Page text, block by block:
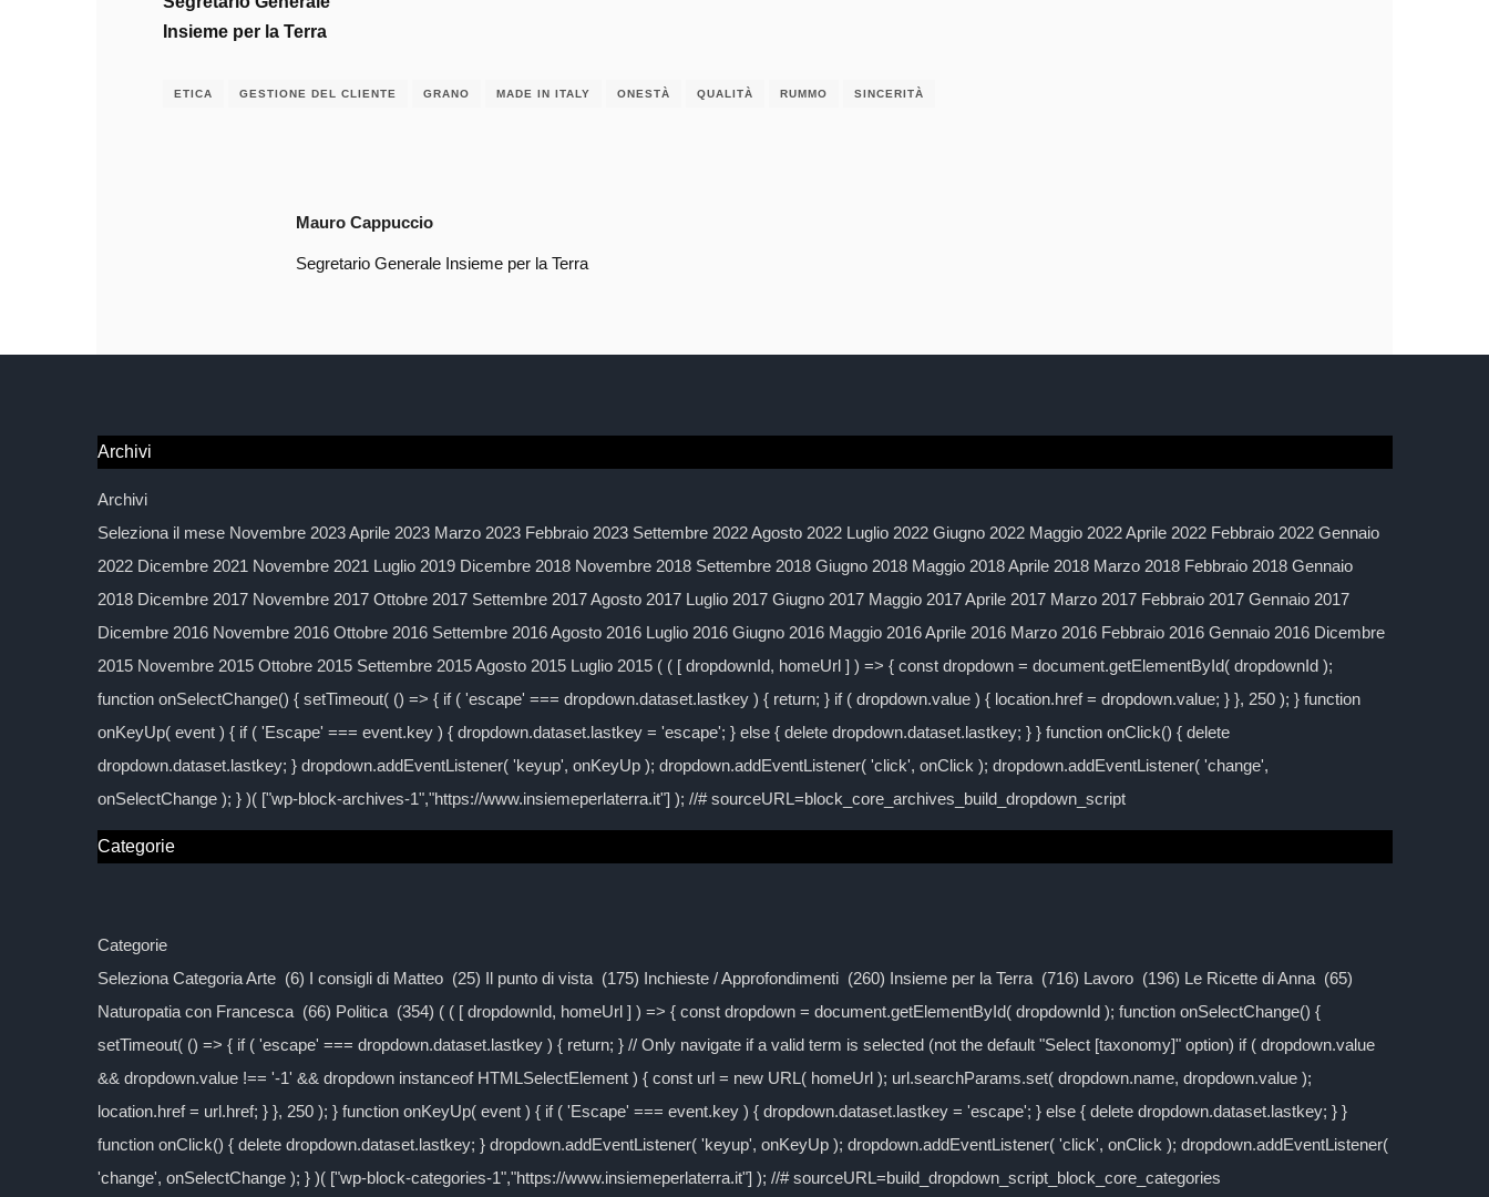
Insieme per la Terra
ETICA GESTIONE DEL CLIENTE GRANO MADE IN ITALY ONESTÀ QUALITÀ RUMMO SINCERITÀ
Mauro Cappuccio
Segretario Generale Insieme per la Terra
Archivi
Archivi
Seleziona il mese Novembre 2023 Aprile 2023 Marzo 2023 Febbraio 2023 Settembre 2022 Agosto 2022 Luglio 2022 Giugno 2022 Maggio 2022 Aprile 2022 Febbraio 2022 Gennaio
2022 Dicembre 2021 Novembre 2021 Luglio 2019 Dicembre 2018 Novembre 2018 Settembre 2018 Giugno 2018 Maggio 2018 Aprile 2018 Marzo 2018 Febbraio 2018 Gennaio
2018 Dicembre 2017 Novembre 2017 Ottobre 2017 Settembre 2017 Agosto 2017 Luglio 2017 Giugno 2017 Maggio 2017 Aprile 2017 Marzo 2017 Febbraio 2017 Gennaio 2017
Dicembre 2016 Novembre 2016 Ottobre 2016 Settembre 2016 Agosto 2016 Luglio 2016 Giugno 2016 Maggio 2016 Aprile 2016 Marzo 2016 Febbraio 2016 Gennaio 2016 Dicembre
2015 Novembre 2015 Ottobre 2015 Settembre 2015 Agosto 2015 Luglio 2015 ( ( [ dropdownId, homeUrl ] ) => { const dropdown = document.getElementById( dropdownId );
function onSelectChange() { setTimeout( () => { if ( 'escape' === dropdown.dataset.lastkey ) { return; } if ( dropdown.value ) { location.href = dropdown.value; } }, 250 ); } function
onKeyUp( event ) { if ( 'Escape' === event.key ) { dropdown.dataset.lastkey = 'escape'; } else { delete dropdown.dataset.lastkey; } } function onClick() { delete
dropdown.dataset.lastkey; } dropdown.addEventListener( 'keyup', onKeyUp ); dropdown.addEventListener( 'click', onClick ); dropdown.addEventListener( 'change',
onSelectChange ); } )( ["wp-block-archives-1","https://www.insiemeperlaterra.it"] ); //# sourceURL=block_core_archives_build_dropdown_script
Categorie
Categorie
Seleziona Categoria Arte (6) I consigli di Matteo (25) Il punto di vista (175) Inchieste / Approfondimenti (260) Insieme per la Terra (716) Lavoro (196) Le Ricette di Anna (65)
Naturopatia con Francesca (66) Politica (354) ( ( [ dropdownId, homeUrl ] ) => { const dropdown = document.getElementById( dropdownId ); function onSelectChange() {
setTimeout( () => { if ( 'escape' === dropdown.dataset.lastkey ) { return; } // Only navigate if a valid term is selected (not the default "Select [taxonomy]" option) if ( dropdown.value
&& dropdown.value !== '-1' && dropdown instanceof HTMLSelectElement ) { const url = new URL( homeUrl ); url.searchParams.set( dropdown.name, dropdown.value );
location.href = url.href; } }, 250 ); } function onKeyUp( event ) { if ( 'Escape' === event.key ) { dropdown.dataset.lastkey = 'escape'; } else { delete dropdown.dataset.lastkey; } }
function onClick() { delete dropdown.dataset.lastkey; } dropdown.addEventListener( 'keyup', onKeyUp ); dropdown.addEventListener( 'click', onClick ); dropdown.addEventListener(
'change', onSelectChange ); } )( ["wp-block-categories-1","https://www.insiemeperlaterra.it"] ); //# sourceURL=build_dropdown_script_block_core_categories